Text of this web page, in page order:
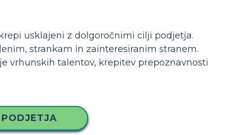
usklajeni z dolgoročnimi cilji podjetja.
strankam in zainteresiranim stranem.
vrhunskih talentov, krepitev prepoznavnosti